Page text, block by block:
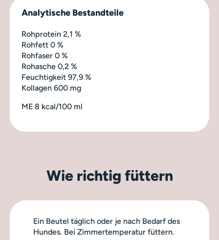
Analytische Bestandteile
Rohprotein 2,1 %
Rohfett 0 %
Rohfaser 0 %
Rohasche 0,2 %
Feuchtigkeit 97,9 %
Kollagen 600 mg
ME 8 kcal/100 ml
Wie richtig füttern
Ein Beutel täglich oder je nach Bedarf des
Hundes. Bei Zimmertemperatur füttern.